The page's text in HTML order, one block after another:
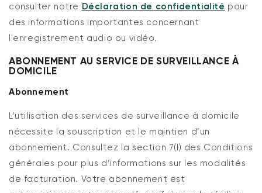
consulter notre Déclaration de confidentialité pour
des informations importantes concernant
l'enregistrement audio ou vidéo.
ABONNEMENT AU SERVICE DE SURVEILLANCE À
DOMICILE
Abonnement
L’utilisation des services de surveillance à domicile
nécessite la souscription et le maintien d’un
abonnement. Consultez la section 7(I) des Conditions
générales pour plus d’informations sur les modalités
de facturation. Votre abonnement est